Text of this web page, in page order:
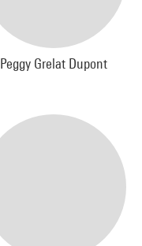
Peggy Grelat Dupont